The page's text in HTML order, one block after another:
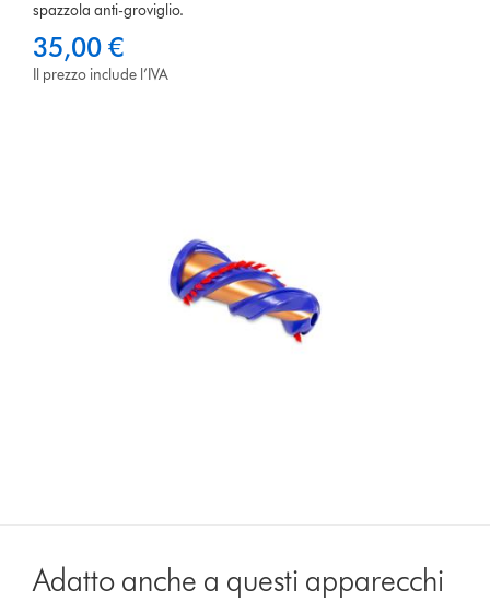
spazzola anti-groviglio.
35,00 €
Il prezzo include l’IVA
Adatto anche a questi apparecchi